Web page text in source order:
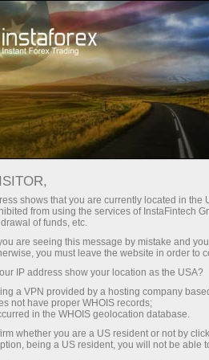
ট্রেডারদের জন্য Forex
13:38 2024-
পৃথিবীতে বসবাসের
খুলুন
shows that you are currently located in the
from using the services of InstaFintech
of funds, etc.
are seeing this message by mistake and
you must leave the website in order to
IP address show your location as the USA?
a VPN provided by a hosting company
not have proper WHOIS records;
in the WHOIS geolocation database.
whether you are a US resident or not by
being a US resident, you will not be able